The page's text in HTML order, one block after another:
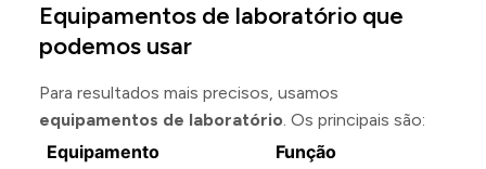
Equipamentos de laboratório que
podemos usar
Para resultados mais precisos, usamos
equipamentos de laboratório. Os principais são:
Equipamento
Função